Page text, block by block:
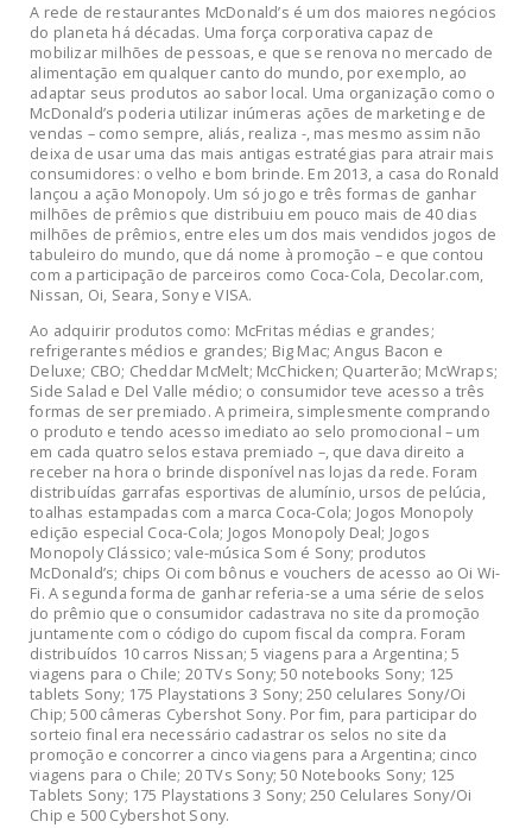
A rede de restaurantes McDonald’s é um dos maiores negócios
do planeta há décadas. Uma força corporativa capaz de
mobilizar milhões de pessoas, e que se renova no mercado de
alimentação em qualquer canto do mundo, por exemplo, ao
adaptar seus produtos ao sabor local. Uma organização como o
McDonald’s poderia utilizar inúmeras ações de marketing e de
vendas – como sempre, aliás, realiza -, mas mesmo assim não
deixa de usar uma das mais antigas estratégias para atrair mais
consumidores: o velho e bom brinde. Em 2013, a casa do Ronald
lançou a ação Monopoly. Um só jogo e três formas de ganhar
milhões de prêmios que distribuiu em pouco mais de 40 dias
milhões de prêmios, entre eles um dos mais vendidos jogos de
tabuleiro do mundo, que dá nome à promoção – e que contou
com a participação de parceiros como Coca-Cola, Decolar.com,
Nissan, Oi, Seara, Sony e VISA.
Ao adquirir produtos como: McFritas médias e grandes;
refrigerantes médios e grandes; Big Mac; Angus Bacon e
Deluxe; CBO; Cheddar McMelt; McChicken; Quarterão; McWraps;
Side Salad e Del Valle médio; o consumidor teve acesso a três
formas de ser premiado. A primeira, simplesmente comprando
o produto e tendo acesso imediato ao selo promocional – um
em cada quatro selos estava premiado –, que dava direito a
receber na hora o brinde disponível nas lojas da rede. Foram
distribuídas garrafas esportivas de alumínio, ursos de pelúcia,
toalhas estampadas com a marca Coca-Cola; Jogos Monopoly
edição especial Coca-Cola; Jogos Monopoly Deal; Jogos
Monopoly Clássico; vale-música Som é Sony; produtos
McDonald’s; chips Oi com bônus e vouchers de acesso ao Oi Wi-
Fi. A segunda forma de ganhar referia-se a uma série de selos
do prêmio que o consumidor cadastrava no site da promoção
juntamente com o código do cupom fiscal da compra. Foram
distribuídos 10 carros Nissan; 5 viagens para a Argentina; 5
viagens para o Chile; 20 TVs Sony; 50 notebooks Sony; 125
tablets Sony; 175 Playstations 3 Sony; 250 celulares Sony/Oi
Chip; 500 câmeras Cybershot Sony. Por fim, para participar do
sorteio final era necessário cadastrar os selos no site da
promoção e concorrer a cinco viagens para a Argentina; cinco
viagens para o Chile; 20 TVs Sony; 50 Notebooks Sony; 125
Tablets Sony; 175 Playstations 3 Sony; 250 Celulares Sony/Oi
Chip e 500 Cybershot Sony.